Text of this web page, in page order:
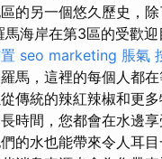
的另一個悠久歷史，
馬海岸在第3區的受歡
seo marketing 脹氣
馬，這裡的每個人都在
傳統的辣紅辣椒和更
時間，您都會在水邊享
的水也能帶來令人耳